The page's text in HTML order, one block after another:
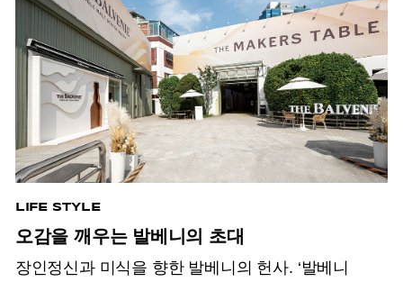
LIFE STYLE
오감을 깨우는 발베니의 초대
장인정신과 미식을 향한 발베니의 헌사. ‘발베니